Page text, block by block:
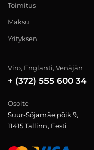
Toimitus
Maksu
Yrityksen
Viro, Englanti, Venäjän
+ (372) 555 600 34
Osoite
Suur-Sõjamäe põik 9,
11415 Tallinn, Eesti